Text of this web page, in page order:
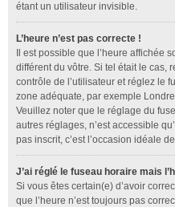
étant un utilisateur invisible.
L’heure n’est pas correcte !
Il est possible que l’heure affichée
différent du vôtre. Si tel était le cas,
contrôle de l’utilisateur et réglez le
zone adéquate, par exemple
Veuillez noter que le réglage du
autres réglages, n’est accessible
pas inscrit, c’est l’occasion idéale
J’ai réglé le fuseau horaire mais
Si vous êtes certain(e) d’avoir
que l’heure n’est toujours pas